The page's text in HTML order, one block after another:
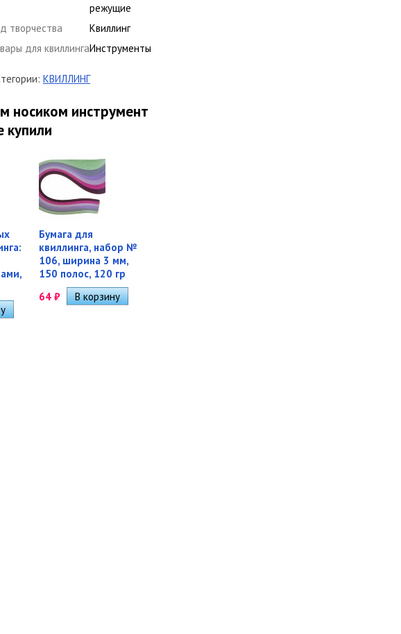
режущие
творчества
Квиллинг
для квиллингаИнструменты
КВИЛЛИНГ
носиком инструмент
купили
Бумага для
квиллинга, набор №
106, ширина 3 мм,
150 полос, 120 гр
64 ₽